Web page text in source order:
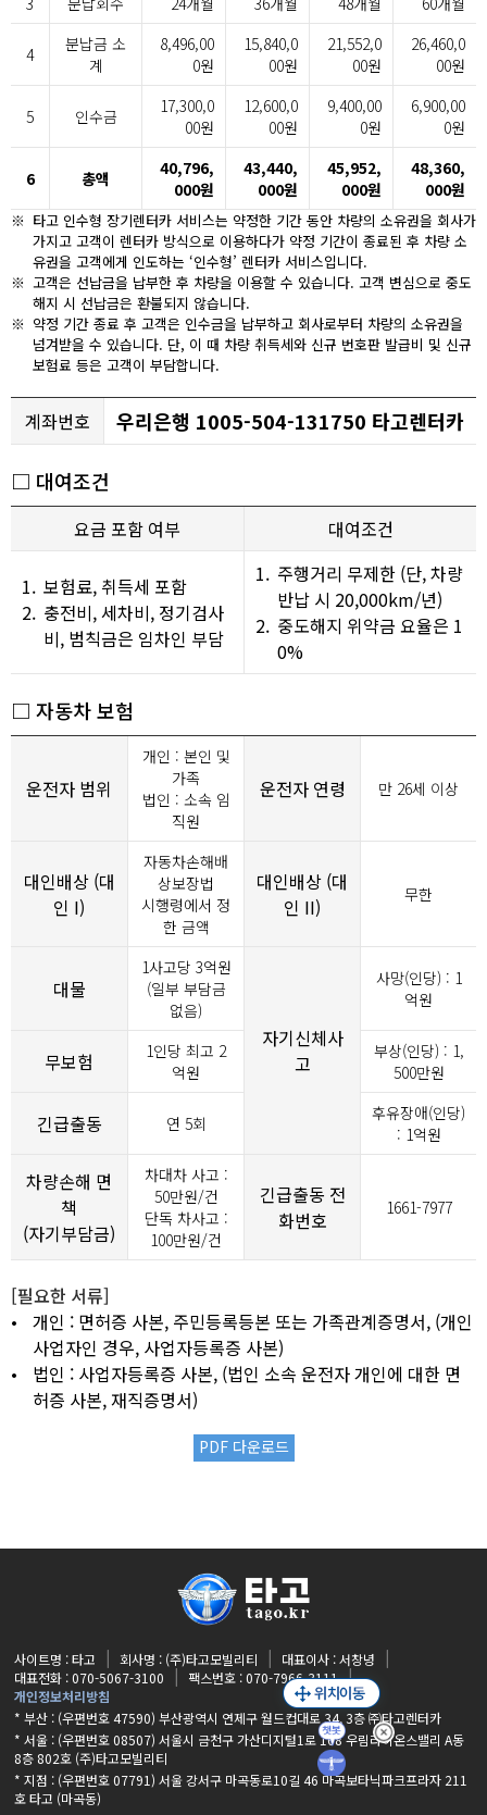
4
분납금 소
계
8,496,00
0원
15,840,0
00원
21,552,0
00원
26,460,0
00원
5 인수금
17,300,0
00원
12,600,0
00원
9,400,00
0원
6,900,00
0원
6 총액
40,796,
000원
43,440,
000원
45,952,
000원
48,360,
000원
※ 타고 인수형 장기렌터카 서비스는 약정한 기간 동안 차량의 소유권을 회사가
가지고 고객이 렌터카 방식으로 이용하다가 약정 기간이 종료된 후 차량 소
유권을 고객에게 인도하는 ‘인수형’ 렌터카 서비스입니다.
※ 고객은 선납금을 납부한 후 차량을 이용할 수 있습니다. 고객 변심으로 중도
해지 시 선납금은 환불되지 않습니다.
※ 약정 기간 종료 후 고객은 인수금을 납부하고 회사로부터 차량의 소유권을
넘겨받을 수 있습니다. 단, 이 때 차량 취득세와 신규 번호판 발급비 및 신규
보험료 등은 고객이 부담합니다.
계좌번호 우리은행 1005-504-131750 타고렌터카
□ 대여조건
요금 포함 여부 대여조건
1. 보험료, 취득세 포함
2. 충전비, 세차비, 정기검사
비, 범칙금은 임차인 부담
1. 주행거리 무제한 (단, 차량
반납 시 20,000km/년)
2. 중도해지 위약금 요율은 1
0%
□ 자동차 보험
운전자 범위
개인 : 본인 및
가족
법인 : 소속 임
직원
운전자 연령 만 26세 이상
대인배상 (대
인 I)
자동차손해배
상보장법
시행령에서 정
한 금액
대인배상 (대
인 II)
무한
대물
1사고당 3억원
(일부 부담금
없음)
자기신체사
고
사망(인당) : 1
억원
무보험
1인당 최고 2
억원
부상(인당) : 1,
500만원
긴급출동 연 5회
후유장애(인당)
: 1억원
차량손해 면
책
(자기부담금)
차대차 사고 :
50만원/건
단독 차사고 :
100만원/건
긴급출동 전
화번호
1661-7977
[필요한 서류]
•
개인 : 면허증 사본, 주민등록등본 또는 가족관계증명서, (개인
사업자인 경우, 사업자등록증 사본)
•
법인 : 사업자등록증 사본, (법인 소속 운전자 개인에 대한 면
허증 사본, 재직증명서)
PDF 다운로드
사이트명 : 타고 회사명 : (주)타고모빌리티
대표이사 : 서창녕
대표전화 : 070-5067-3100
팩스번호 : 070-7966-3111
개인정보처리방침
* 부산 : (우편번호 47590) 부산광역시 연제구 월드컵대로 34, 3층 ㈜타고렌터카
* 서울 : (우편번호 08507) 서울시 금천구 가산디지털1로 168 우림라이온스밸리 A동
8층 802호 (주)타고모빌리티
* 지점 : (우편번호 07791) 서울 강서구 마곡동로10길 46 마곡보타닉파크프라자 211
호 타고 (마곡동)